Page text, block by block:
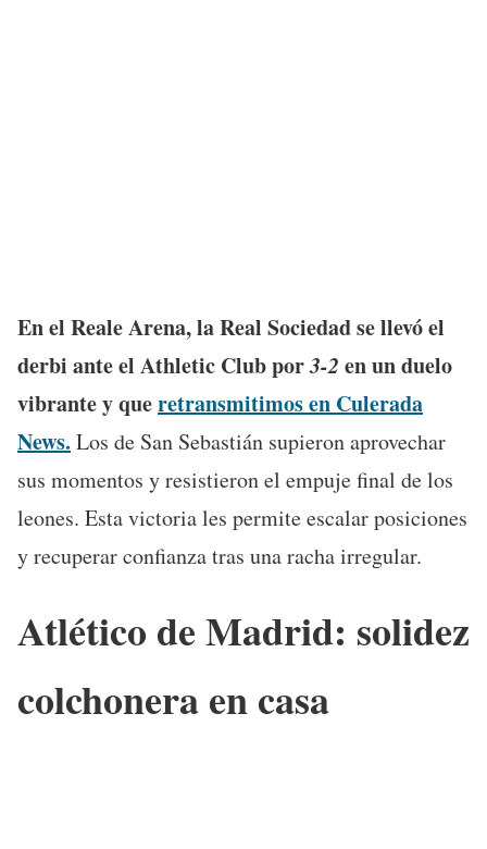
En el Reale Arena, la Real Sociedad se llevó el
derbi ante el Athletic Club por3-2 en un duelo
vibrante y queretransmitimos en Culerada
News. Los de San Sebastián supieron aprovechar
sus momentos y resistieron el empuje final de los
leones. Esta victoria les permite escalar posiciones
y recuperar confianza tras una racha irregular.
Atlético de Madrid: solidez
colchonera en casa